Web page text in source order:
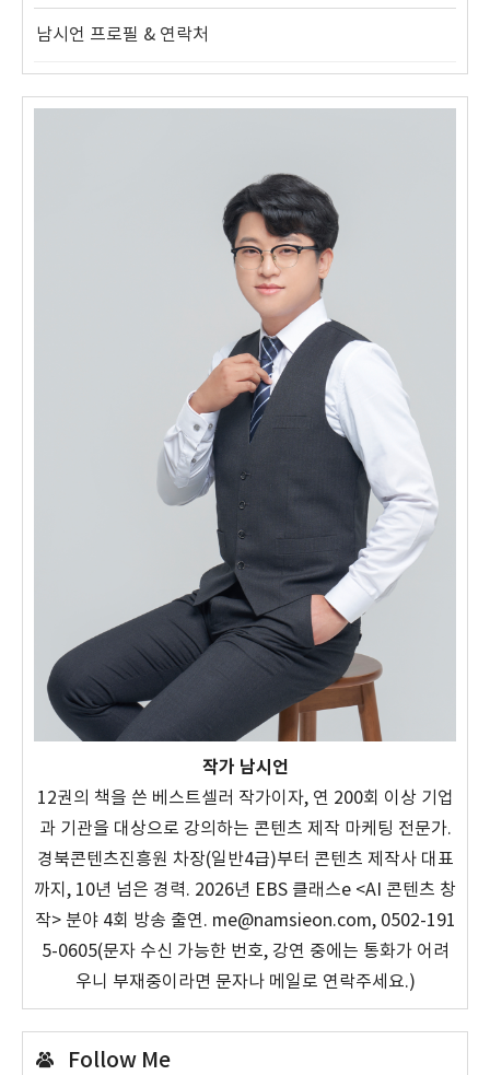
남시언 프로필 & 연락처
작가 남시언
12권의 책을 쓴 베스트셀러 작가이자, 연 200회 이상 기업
과 기관을 대상으로 강의하는 콘텐츠 제작 마케팅 전문가.
경북콘텐츠진흥원 차장(일반4급)부터 콘텐츠 제작사 대표
까지, 10년 넘은 경력. 2026년 EBS 클래스e <AI 콘텐츠 창
작> 분야 4회 방송 출연. me@namsieon.com, 0502-191
5-0605(문자 수신 가능한 번호, 강연 중에는 통화가 어려
우니 부재중이라면 문자나 메일로 연락주세요.)
Follow Me